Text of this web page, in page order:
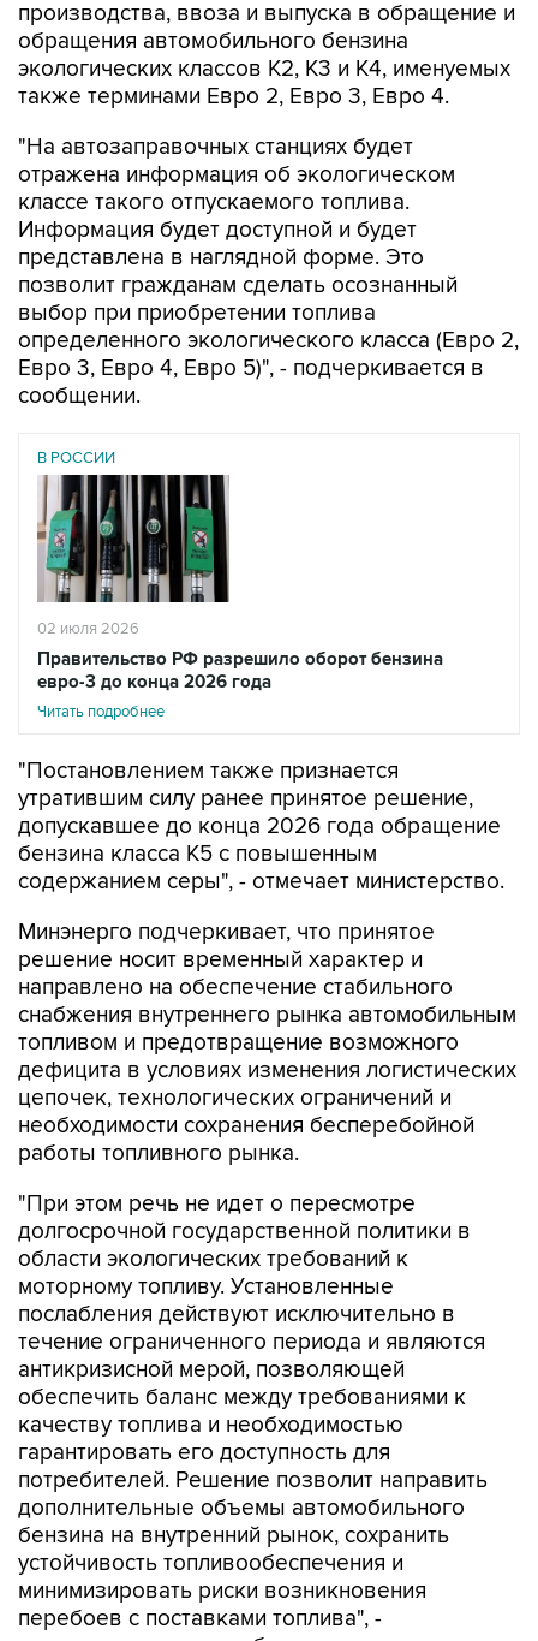
производства, ввоза и выпуска в обращение и
обращения автомобильного бензина
экологических классов К2, К3 и К4, именуемых
также терминами Евро 2, Евро 3, Евро 4.
"На автозаправочных станциях будет
отражена информация об экологическом
классе такого отпускаемого топлива.
Информация будет доступной и будет
представлена в наглядной форме. Это
позволит гражданам сделать осознанный
выбор при приобретении топлива
определенного экологического класса (Евро 2,
Евро 3, Евро 4, Евро 5)", - подчеркивается в
сообщении.
В РОССИИ
02 июля 2026
Правительство РФ разрешило оборот бензина
евро-3 до конца 2026 года
Читать подробнее
"Постановлением также признается
утратившим силу ранее принятое решение,
допускавшее до конца 2026 года обращение
бензина класса К5 с повышенным
содержанием серы", - отмечает министерство.
Минэнерго подчеркивает, что принятое
решение носит временный характер и
направлено на обеспечение стабильного
снабжения внутреннего рынка автомобильным
топливом и предотвращение возможного
дефицита в условиях изменения логистических
цепочек, технологических ограничений и
необходимости сохранения бесперебойной
работы топливного рынка.
"При этом речь не идет о пересмотре
долгосрочной государственной политики в
области экологических требований к
моторному топливу. Установленные
послабления действуют исключительно в
течение ограниченного периода и являются
антикризисной мерой, позволяющей
обеспечить баланс между требованиями к
качеству топлива и необходимостью
гарантировать его доступность для
потребителей. Решение позволит направить
дополнительные объемы автомобильного
бензина на внутренний рынок, сохранить
устойчивость топливообеспечения и
минимизировать риски возникновения
перебоев с поставками топлива", -